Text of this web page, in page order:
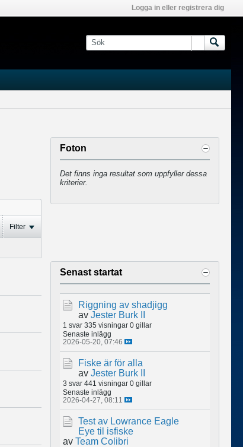
Logga in eller registrera dig
Filter
Foton
Det finns inga resultat som uppfyller dessa
kriterier.
Senast startat
Riggning av shadjigg
av Jester Burk II
1 svar 335 visningar 0 gillar
Senaste inlägg
2026-05-20, 07:46
Fiske är för alla
av Jester Burk II
3 svar 441 visningar 0 gillar
Senaste inlägg
2026-04-27, 08:11
Test av Lowrance Eagle
Eye til isfiske
av Team Colibri